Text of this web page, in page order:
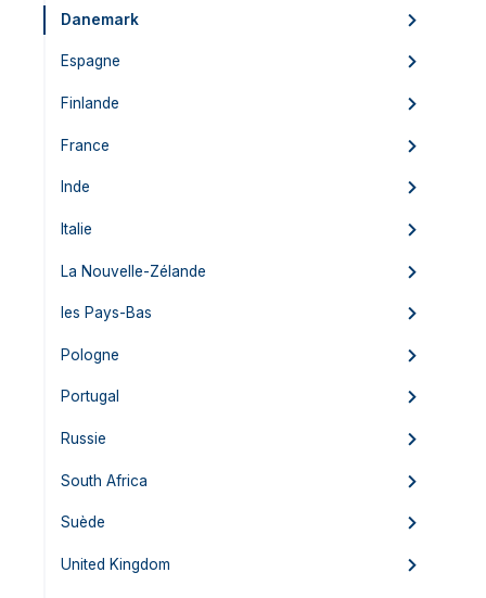
Danemark
Espagne
Finlande
France
Inde
Italie
La Nouvelle-Zélande
les Pays-Bas
Pologne
Portugal
Russie
South Africa
Suède
United Kingdom